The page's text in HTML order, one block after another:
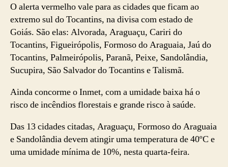
O alerta vermelho vale para as cidades que ficam ao
extremo sul do Tocantins, na divisa com estado de
Goiás. São elas: Alvorada, Araguaçu, Cariri do
Tocantins, Figueirópolis, Formoso do Araguaia, Jaú do
Tocantins, Palmeirópolis, Paranã, Peixe, Sandolândia,
Sucupira, São Salvador do Tocantins e Talismã.
Ainda concorme o Inmet, com a umidade baixa há o
risco de incêndios florestais e grande risco à saúde.
Das 13 cidades citadas, Araguaçu, Formoso do Araguaia
e Sandolândia devem atingir uma temperatura de 40ºC e
uma umidade mínima de 10%, nesta quarta-feira.